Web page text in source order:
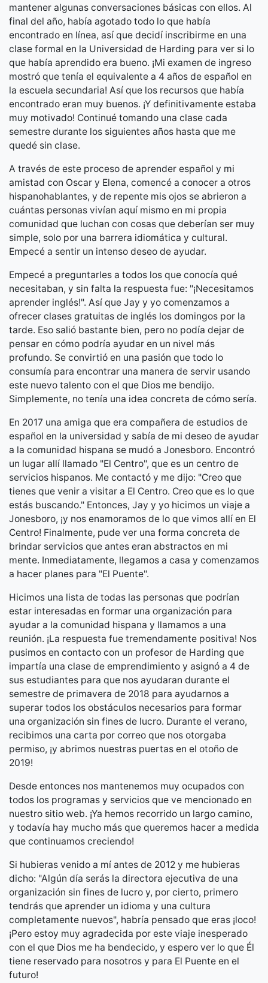
mantener algunas conversaciones básicas con ellos. Al
final del año, había agotado todo lo que había
encontrado en línea, así que decidí inscribirme en una
clase formal en la Universidad de Harding para ver si lo
que había aprendido era bueno. ¡Mi examen de ingreso
mostró que tenía el equivalente a 4 años de español en
la escuela secundaria! Así que los recursos que había
encontrado eran muy buenos. ¡Y definitivamente estaba
muy motivado! Continué tomando una clase cada
semestre durante los siguientes años hasta que me
quedé sin clase.
A través de este proceso de aprender español y mi
amistad con Oscar y Elena, comencé a conocer a otros
hispanohablantes, y de repente mis ojos se abrieron a
cuántas personas vivían aquí mismo en mi propia
comunidad que luchan con cosas que deberían ser muy
simple, solo por una barrera idiomática y cultural.
Empecé a sentir un intenso deseo de ayudar.
Empecé a preguntarles a todos los que conocía qué
necesitaban, y sin falta la respuesta fue: "¡Necesitamos
aprender inglés!". Así que Jay y yo comenzamos a
ofrecer clases gratuitas de inglés los domingos por la
tarde. Eso salió bastante bien, pero no podía dejar de
pensar en cómo podría ayudar en un nivel más
profundo. Se convirtió en una pasión que todo lo
consumía para encontrar una manera de servir usando
este nuevo talento con el que Dios me bendijo.
Simplemente, no tenía una idea concreta de cómo sería.
En 2017 una amiga que era compañera de estudios de
español en la universidad y sabía de mi deseo de ayudar
a la comunidad hispana se mudó a Jonesboro. Encontró
un lugar allí llamado "El Centro", que es un centro de
servicios hispanos. Me contactó y me dijo: "Creo que
tienes que venir a visitar a El Centro. Creo que es lo que
estás buscando." Entonces, Jay y yo hicimos un viaje a
Jonesboro, ¡y nos enamoramos de lo que vimos allí en El
Centro! Finalmente, pude ver una forma concreta de
brindar servicios que antes eran abstractos en mi
mente. Inmediatamente, llegamos a casa y comenzamos
a hacer planes para "El Puente".
Hicimos una lista de todas las personas que podrían
estar interesadas en formar una organización para
ayudar a la comunidad hispana y llamamos a una
reunión. ¡La respuesta fue tremendamente positiva! Nos
pusimos en contacto con un profesor de Harding que
impartía una clase de emprendimiento y asignó a 4 de
sus estudiantes para que nos ayudaran durante el
semestre de primavera de 2018 para ayudarnos a
superar todos los obstáculos necesarios para formar
una organización sin fines de lucro. Durante el verano,
recibimos una carta por correo que nos otorgaba
permiso, ¡y abrimos nuestras puertas en el otoño de
2019!
Desde entonces nos mantenemos muy ocupados con
todos los programas y servicios que ve mencionado en
nuestro sitio web. ¡Ya hemos recorrido un largo camino,
y todavía hay mucho más que queremos hacer a medida
que continuamos creciendo!
Si hubieras venido a mí antes de 2012 y me hubieras
dicho: "Algún día serás la directora ejecutiva de una
organización sin fines de lucro y, por cierto, primero
tendrás que aprender un idioma y una cultura
completamente nuevos", habría pensado que eras ¡loco!
¡Pero estoy muy agradecida por este viaje inesperado
con el que Dios me ha bendecido, y espero ver lo que Él
tiene reservado para nosotros y para El Puente en el
futuro!